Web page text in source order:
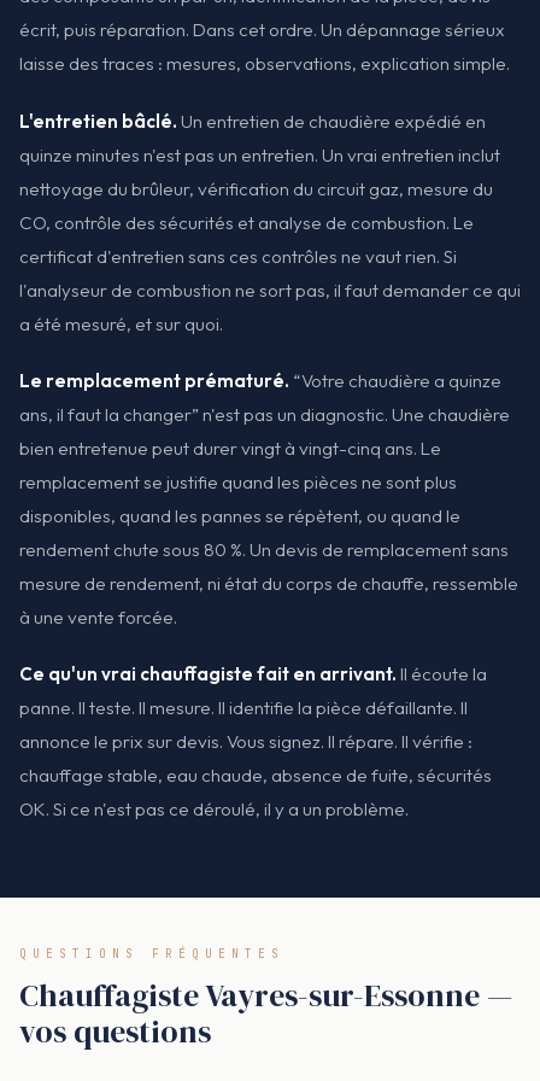
écrit, puis réparation. Dans cet ordre. Un dépannage sérieux
laisse des traces : mesures, observations, explication simple.
L'entretien bâclé. Un entretien de chaudière expédié en
quinze minutes n'est pas un entretien. Un vrai entretien inclut
nettoyage du brûleur, vérification du circuit gaz, mesure du
CO, contrôle des sécurités et analyse de combustion. Le
certificat d'entretien sans ces contrôles ne vaut rien. Si
l'analyseur de combustion ne sort pas, il faut demander ce qui
a été mesuré, et sur quoi.
Le remplacement prématuré. “Votre chaudière a quinze
ans, il faut la changer” n'est pas un diagnostic. Une chaudière
bien entretenue peut durer vingt à vingt-cinq ans. Le
remplacement se justifie quand les pièces ne sont plus
disponibles, quand les pannes se répètent, ou quand le
rendement chute sous 80 %. Un devis de remplacement sans
mesure de rendement, ni état du corps de chauffe, ressemble
à une vente forcée.
Ce qu'un vrai chauffagiste fait en arrivant. Il écoute la
panne. Il teste. Il mesure. Il identifie la pièce défaillante. Il
annonce le prix sur devis. Vous signez. Il répare. Il vérifie :
chauffage stable, eau chaude, absence de fuite, sécurités
OK. Si ce n'est pas ce déroulé, il y a un problème.
QUESTIONS FRÉQUENTES
Chauffagiste Vayres-sur-Essonne —
vos questions